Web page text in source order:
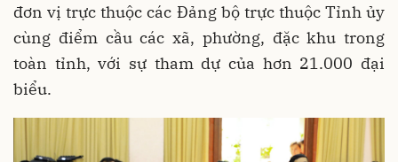
đơn vị trực thuộc các Đảng bộ trực thuộc Tỉnh ủy
cùng điểm cầu các xã, phường, đặc khu trong
toàn tỉnh, với sự tham dự của hơn 21.000 đại
biểu.